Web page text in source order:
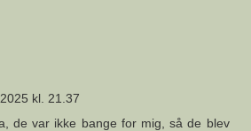
kl. 21.37
de var ikke bange for mig, så de blev